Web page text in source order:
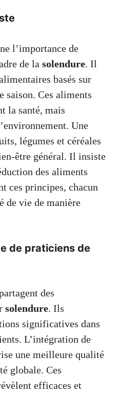
l’importance de
de la solendure. Il
basés sur
saison. Ces aliments
la santé, mais
Une
légumes et céréales
être général. Il insiste
des aliments
ces principes, chacun
de vie de manière
de praticiens de
des
solendure. Ils
significatives dans
L’intégration de
une meilleure qualité
globale. Ces
efficaces et